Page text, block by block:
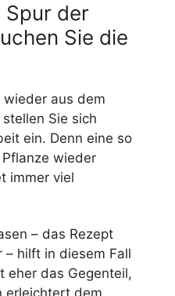
Spur der
Sie die
aus dem
Sie sich
ein. Denn eine so
wieder
immer viel
– das Rezept
– hilft in diesem Fall
eher das Gegenteil,